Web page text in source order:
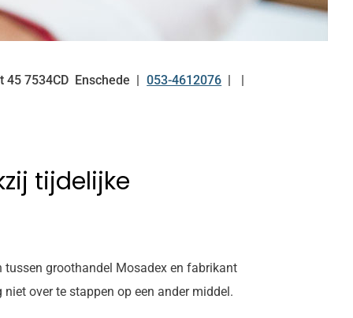
45 7534CD Enschede Tel:
053-4612076
tijdelijke
tussen groothandel Mosadex en fabrikant
over te stappen op een ander middel.